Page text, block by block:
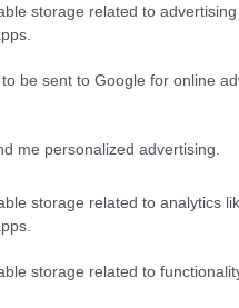
storage related to
be sent to Google for online
me personalized advertising.
storage related to analytics
storage related to